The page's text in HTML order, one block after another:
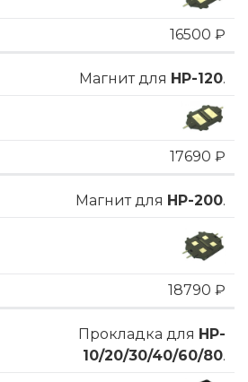
16500 ₽
Магнит для HP-120.
17690 ₽
Магнит для HP-200.
18790 ₽
Прокладка для HP-
10/20/30/40/60/80.